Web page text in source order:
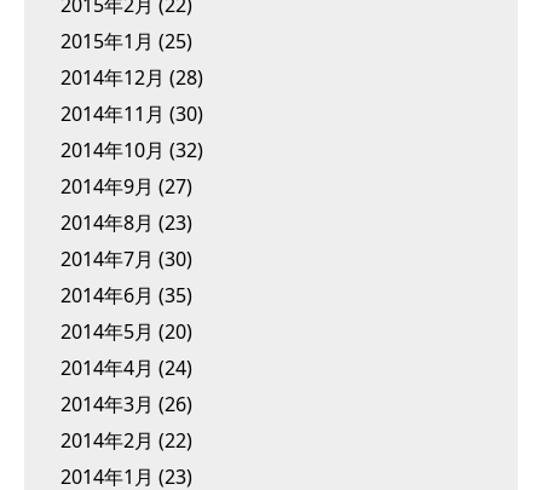
2015年2月 (22)
2015年1月 (25)
2014年12月 (28)
2014年11月 (30)
2014年10月 (32)
2014年9月 (27)
2014年8月 (23)
2014年7月 (30)
2014年6月 (35)
2014年5月 (20)
2014年4月 (24)
2014年3月 (26)
2014年2月 (22)
2014年1月 (23)